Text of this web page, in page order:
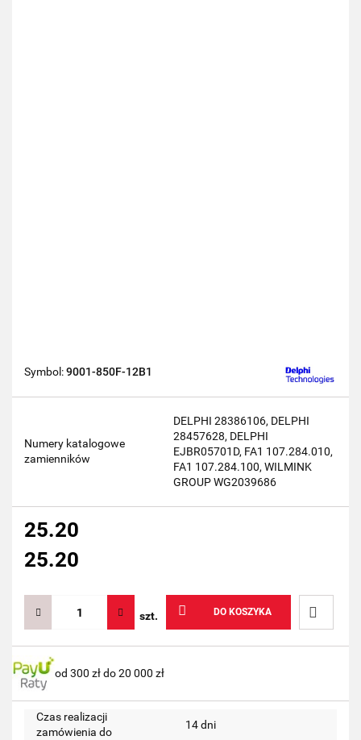
Symbol:9001-850F-12B1
Numery katalogowe
zamienników
DELPHI 28386106, DELPHI
28457628, DELPHI
EJBR05701D, FA1 107.284.010,
FA1 107.284.100, WILMINK
GROUP WG2039686
25.20
25.20
szt. DO KOSZYKA
Do
od 300 zł do 20 000 zł
Czas realizacji
zamówienia do
14 dni